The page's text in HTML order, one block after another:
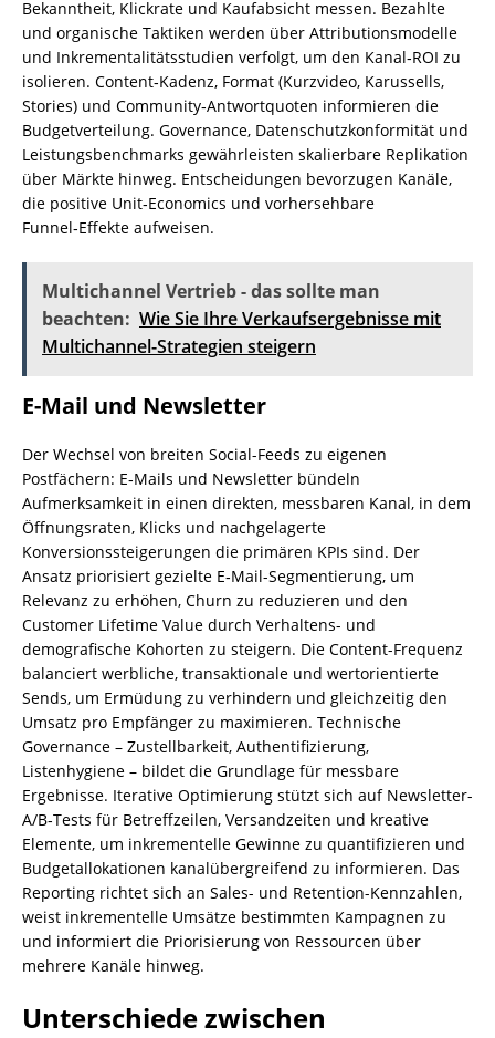
Bekanntheit, Klickrate und Kaufabsicht messen. Bezahlte
und organische Taktiken werden über Attributionsmodelle
und Inkrementalitätsstudien verfolgt, um den Kanal‑ROI zu
isolieren. Content‑Kadenz, Format (Kurzvideo, Karussells,
Stories) und Community‑Antwortquoten informieren die
Budgetverteilung. Governance, Datenschutzkonformität und
Leistungsbenchmarks gewährleisten skalierbare Replikation
über Märkte hinweg. Entscheidungen bevorzugen Kanäle,
die positive Unit‑Economics und vorhersehbare
Funnel‑Effekte aufweisen.
Multichannel Vertrieb - das sollte man
beachten: Wie Sie Ihre Verkaufsergebnisse mit
Multichannel-Strategien steigern
E-Mail und Newsletter
Der Wechsel von breiten Social-Feeds zu eigenen
Postfächern: E‑Mails und Newsletter bündeln
Aufmerksamkeit in einen direkten, messbaren Kanal, in dem
Öffnungsraten, Klicks und nachgelagerte
Konversionssteigerungen die primären KPIs sind. Der
Ansatz priorisiert gezielte E‑Mail-Segmentierung, um
Relevanz zu erhöhen, Churn zu reduzieren und den
Customer Lifetime Value durch Verhaltens- und
demografische Kohorten zu steigern. Die Content-Frequenz
balanciert werbliche, transaktionale und wertorientierte
Sends, um Ermüdung zu verhindern und gleichzeitig den
Umsatz pro Empfänger zu maximieren. Technische
Governance – Zustellbarkeit, Authentifizierung,
Listenhygiene – bildet die Grundlage für messbare
Ergebnisse. Iterative Optimierung stützt sich auf Newsletter-
A/B‑Tests für Betreffzeilen, Versandzeiten und kreative
Elemente, um inkrementelle Gewinne zu quantifizieren und
Budgetallokationen kanalübergreifend zu informieren. Das
Reporting richtet sich an Sales- und Retention-Kennzahlen,
weist inkrementelle Umsätze bestimmten Kampagnen zu
und informiert die Priorisierung von Ressourcen über
mehrere Kanäle hinweg.
Unterschiede zwischen